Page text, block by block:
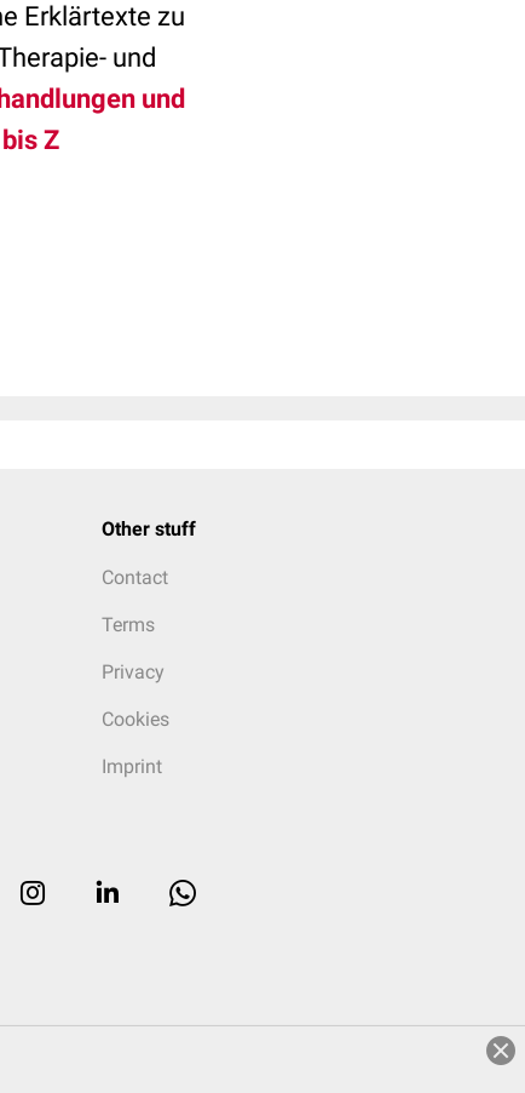
Erklärtexte zu
und
und
Z
Other stuff
Contact
Terms
Privacy
Cookies
Imprint